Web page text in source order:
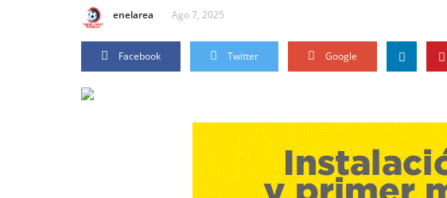
enelarea Ago 7, 2025
Facebook Twitter Google